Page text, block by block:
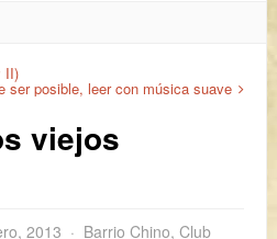
II)
ser posible, leer con música suave
viejos
2013 Barrio Chino, Club